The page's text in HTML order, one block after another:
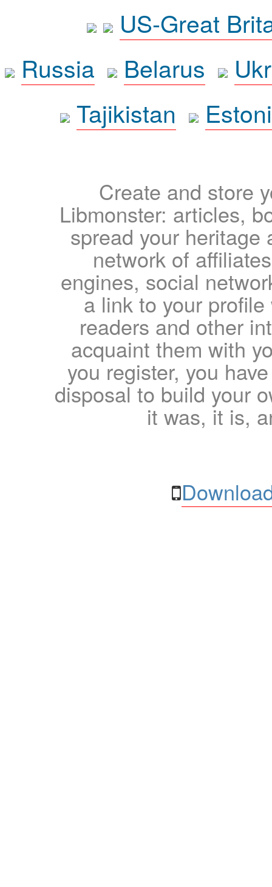
US-Great
Russia
Belarus
Tajikistan
Create and store
Libmonster: articles,
spread your heritage
network of
engines, social
a link to your
readers and other
acquaint them with
you register, you
disposal to build your
it was, it is,